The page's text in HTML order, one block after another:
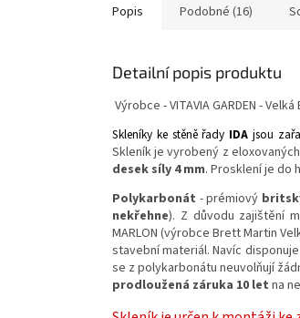
Popis Podobné (16)
Detailní popis produktu
Výrobce - VITAVIA GARDEN -
Skleníky ke stěně řady IDA jsou
Skleník je vyrobený z
desek síly 4 mm. Prosklení je do
Polykarbonát - prémiový
nekřehne). Z důvodu zajištění
MARLON (výrobce Brett Martin
stavební materiál. Navíc disponuje
se z polykarbonátu neuvolňují
prodloužená záruka 10 let na